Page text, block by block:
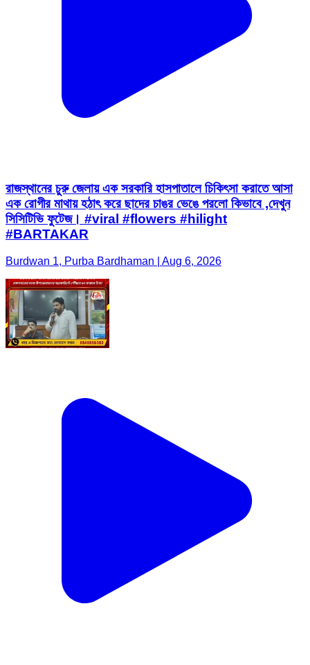
রাজস্থানের চুরু জেলায় এক সরকারি হাসপাতালে চিকিৎসা করাতে আসা
এক রোগীর মাথায় হঠাৎ করে ছাদের চাঙর ভেঙে পরলো কিভাবে ,দেখুন
সিসিটিভি ফুটেজ। #viral #flowers #hilight
#BARTAKAR
Burdwan 1, Purba Bardhaman | Aug 6, 2026